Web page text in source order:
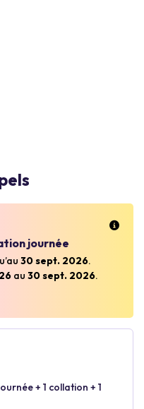
journée
30 sept. 2026.
au 30 sept. 2026.
+ 1 collation + 1